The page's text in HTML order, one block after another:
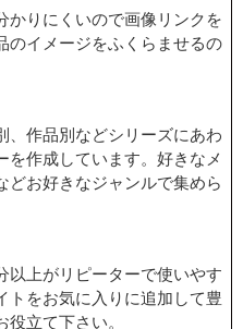
かりにくいので画像リンクを
のイメージをふくらませるの
、作品別などシリーズにあわ
作成しています。好きなメ
どお好きなジャンルで集めら
以上がリピーターで使いやす
トをお気に入りに追加して豊
立て下さい。